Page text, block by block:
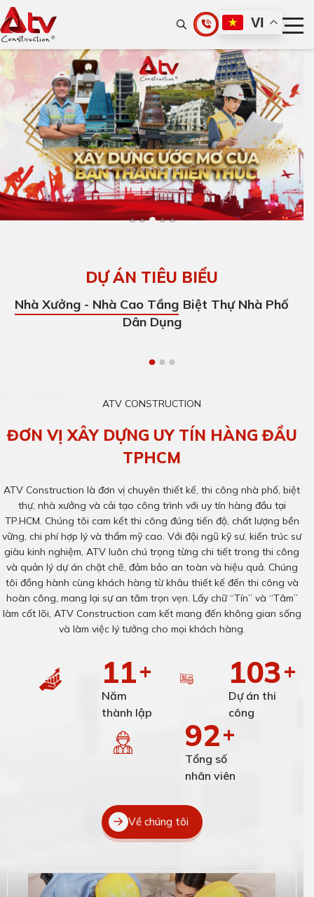
ATV Construction – Công ty
VI
DỰ ÁN TIÊU BIỂU
Nhà Xưởng - Nhà Cao Tầng Biệt Thự Nhà Phố
Dân Dụng
TÒA NHÀ VĂN PHÒNG 16BIS
ATV CONSTRUCTION
ĐƠN VỊ XÂY DỰNG UY TÍN HÀNG ĐẦU
TPHCM
ATV Construction là đơn vị chuyên thiết kế, thi công nhà phố, biệt
thự, nhà xưởng và cải tạo công trình với uy tín hàng đầu tại
TP.HCM. Chúng tôi cam kết thi công đúng tiến độ, chất lượng bền
vững, chi phí hợp lý và thẩm mỹ cao. Với đội ngũ kỹ sư, kiến trúc sư
giàu kinh nghiệm, ATV luôn chú trọng từng chi tiết trong thi công
và quản lý dự án chặt chẽ, đảm bảo an toàn và hiệu quả. Chúng
tôi đồng hành cùng khách hàng từ khâu thiết kế đến thi công và
hoàn công, mang lại sự an tâm trọn vẹn. Lấy chữ “Tín” và “Tâm”
làm cốt lõi, ATV Construction cam kết mang đến không gian sống
và làm việc lý tưởng cho mọi khách hàng.
12+
Năm
thành lập
112+
Dự án thi
công
100+
Tổng số
nhân viên
Về chúng tôi